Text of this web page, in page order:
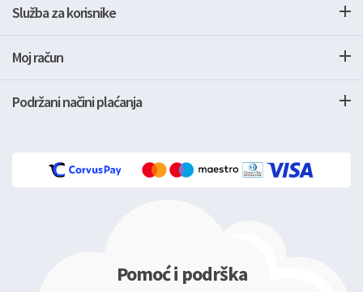
Služba za korisnike
Moj račun
Podržani načini plaćanja
Pomoć i podrška